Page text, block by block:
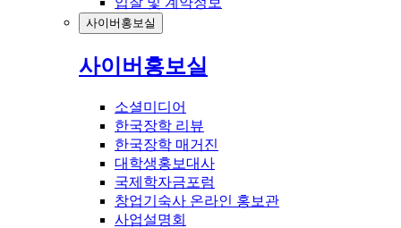
사이버홍보실
사이버홍보실
소셜미디어
한국장학 리뷰
한국장학 매거진
대학생홍보대사
국제학자금포럼
창업기숙사 온라인 홍보관
사업설명회